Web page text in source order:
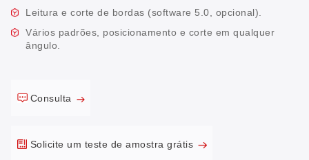
Leitura e corte de bordas (software 5.0, opcional).
Vários padrões, posicionamento e corte em qualquer
ângulo.
Consulta
Solicite um teste de amostra grátis